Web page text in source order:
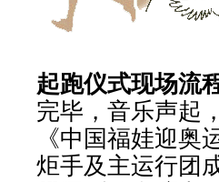
起跑仪式现场流
完毕，音乐声起
《中国福娃迎
炬手及主运行团